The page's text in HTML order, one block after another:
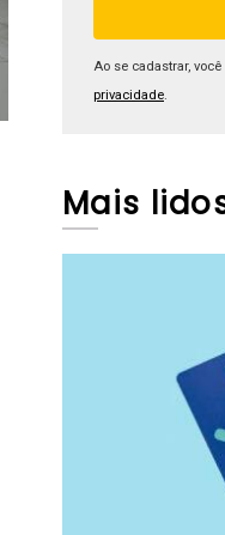
Ao se cadastrar,
privacidade.
Mais